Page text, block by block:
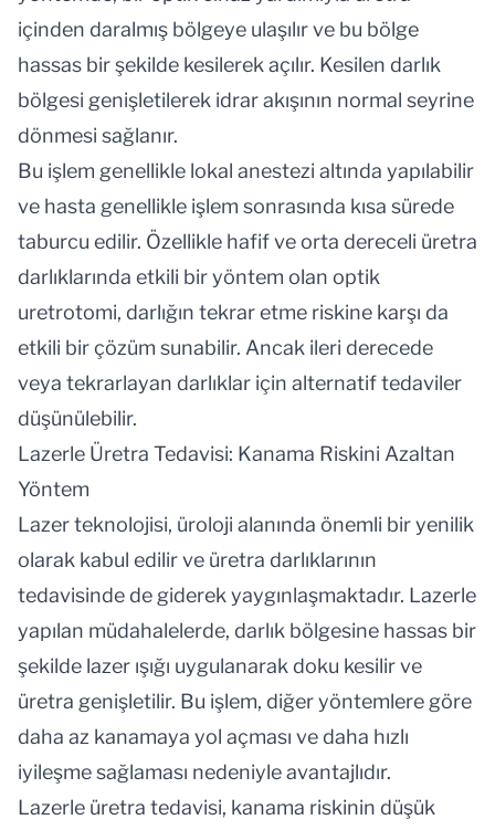
içinden daralmış bölgeye ulaşılır ve bu bölge
hassas bir şekilde kesilerek açılır. Kesilen darlık
bölgesi genişletilerek idrar akışının normal seyrine
dönmesi sağlanır.
Bu işlem genellikle lokal anestezi altında yapılabilir
ve hasta genellikle işlem sonrasında kısa sürede
taburcu edilir. Özellikle hafif ve orta dereceli üretra
darlıklarında etkili bir yöntem olan optik
uretrotomi, darlığın tekrar etme riskine karşı da
etkili bir çözüm sunabilir. Ancak ileri derecede
veya tekrarlayan darlıklar için alternatif tedaviler
düşünülebilir.
Lazerle Üretra Tedavisi: Kanama Riskini Azaltan
Yöntem
Lazer teknolojisi, üroloji alanında önemli bir yenilik
olarak kabul edilir ve üretra darlıklarının
tedavisinde de giderek yaygınlaşmaktadır. Lazerle
yapılan müdahalelerde, darlık bölgesine hassas bir
şekilde lazer ışığı uygulanarak doku kesilir ve
üretra genişletilir. Bu işlem, diğer yöntemlere göre
daha az kanamaya yol açması ve daha hızlı
iyileşme sağlaması nedeniyle avantajlıdır.
Lazerle üretra tedavisi, kanama riskinin düşük